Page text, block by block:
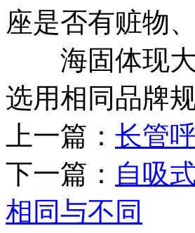
座是否有赃物
海固体现大
选用相同品牌
上一篇： 长管
下一篇： 自吸
相同与不同